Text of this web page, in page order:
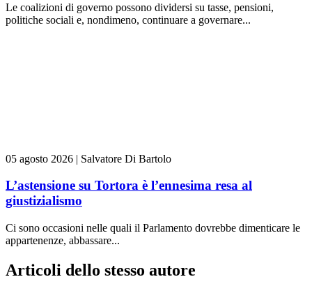
Le coalizioni di governo possono dividersi su tasse, pensioni,
politiche sociali e, nondimeno, continuare a governare...
05 agosto 2026 | Salvatore Di Bartolo
L’astensione su Tortora è l’ennesima resa al
giustizialismo
Ci sono occasioni nelle quali il Parlamento dovrebbe dimenticare le
appartenenze, abbassare...
Articoli dello stesso autore